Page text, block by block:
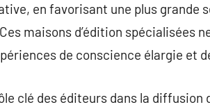
en favorisant une plus grande
maisons d’édition spécialisées
de conscience élargie et
clé des éditeurs dans la diffusion